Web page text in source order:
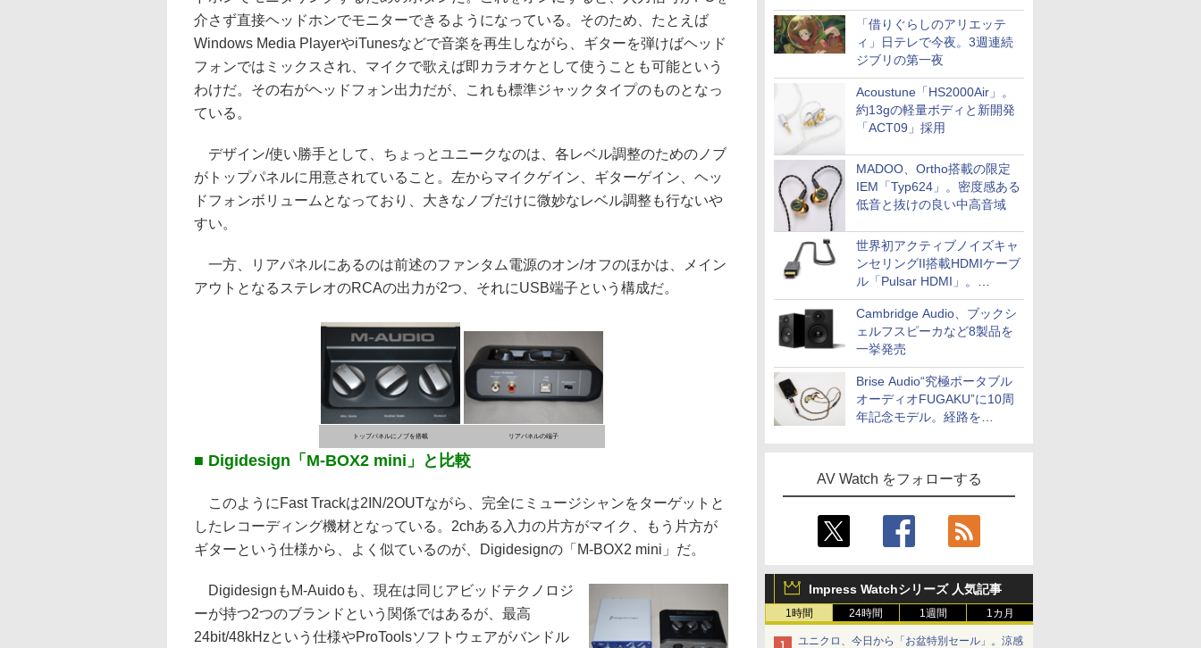
「借りぐらしのアリエッテ
ィ」日テレで今夜。3週連続
ジブリの第一夜
Acoustune「HS2000Air」。
約13gの軽量ボディと新開発
「ACT09」採用
MADOO、Ortho搭載の限定
IEM「Typ624」。密度感ある
低音と抜けの良い中高音域
世界初アクティブノイズキャ
ンセリングII搭載HDMIケーブ
ル「Pulsar HDMI」。
SilentPowerから
Cambridge Audio、ブックシ
ェルフスピーカなど8製品を
一挙発売
Brise Audio“究極ポータブル
オーディオFUGAKU”に10周
年記念モデル。経路を
AV Watch をフォローする
Impress Watchシリーズ 人気記事
1時間 24時間 1週間 1カ月
ユニクロ、今日から「お盆特別セール」。涼感
介さず直接ヘッドホンでモニターできるようになっている。そのため、たとえば
Windows Media PlayerやiTunesなどで音楽を再生しながら、ギターを弾けばヘッド
フォンではミックスされ、マイクで歌えば即カラオケとして使うことも可能という
わけだ。その右がヘッドフォン出力だが、これも標準ジャックタイプのものとなっ
ている。
デザイン/使い勝手として、ちょっとユニークなのは、各レベル調整のためのノブ
がトップパネルに用意されていること。左からマイクゲイン、ギターゲイン、ヘッ
ドフォンボリュームとなっており、大きなノブだけに微妙なレベル調整も行ないや
すい。
一方、リアパネルにあるのは前述のファンタム電源のオン/オフのほかは、メイン
アウトとなるステレオのRCAの出力が2つ、それにUSB端子という構成だ。
トップパネルにノブを搭載 リアパネルの端子
■ Digidesign「M-BOX2 mini」と比較
このようにFast Trackは2IN/2OUTながら、完全にミュージシャンをターゲットと
したレコーディング機材となっている。2chある入力の片方がマイク、もう片方が
ギターという仕様から、よく似ているのが、Digidesignの「M-BOX2 mini」だ。
DigidesignもM-Auidoも、現在は同じアビッドテクノロジ
ーが持つ2つのブランドという関係ではあるが、最高
24bit/48kHzという仕様やProToolsソフトウェアがバンドル